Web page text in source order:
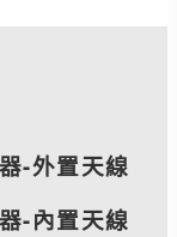
-外置天線
-內置天線